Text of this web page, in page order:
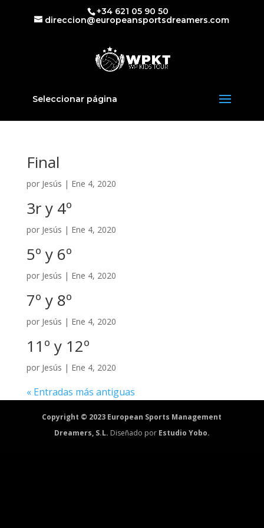
+34 621 05 90 50
direccion@europeansportsdreamers.com
Seleccionar página
Final
por Jesús | Ene 4, 2020
3r y 4º
por Jesús | Ene 4, 2020
5º y 6º
por Jesús | Ene 4, 2020
7º y 8º
por Jesús | Ene 4, 2020
11º y 12º
por Jesús | Ene 4, 2020
« Entradas más antiguas
Copyright © 2023 European Sports Management
Dreamers, S.L. Diseñado por Estudio Yobo.